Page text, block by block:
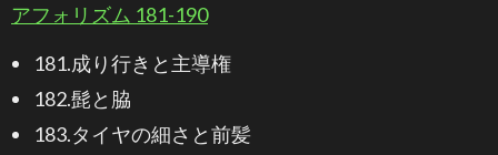
アフォリズム 181-190
181.成り行きと主導権
182.髭と脇
183.タイヤの細さと前髪